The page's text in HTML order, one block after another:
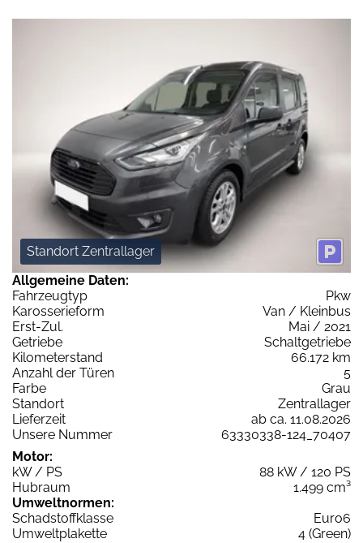
Standort Zentrallager
Allgemeine Daten:
Fahrzeugtyp
Pkw
Karosserieform
Van / Kleinbus
Erst-Zul.
Mai / 2021
Getriebe
Schaltgetriebe
Kilometerstand
66.172 km
Anzahl der Türen
5
Farbe
Grau
Standort
Zentrallager
Lieferzeit
ab ca. 11.08.2026
Unsere Nummer
63330338-124_70407
Motor:
kW / PS
88 kW / 120 PS
Hubraum
1.499 cm³
Umweltnormen:
Schadstoffklasse
Euro6
Umweltplakette
4 (Green)